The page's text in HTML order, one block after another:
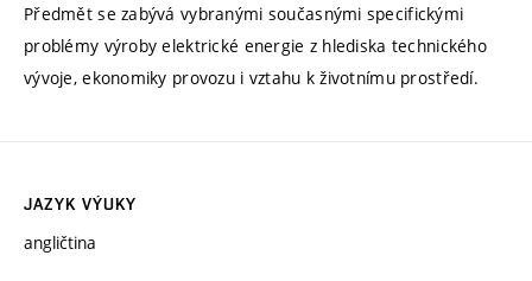
Předmět se zabývá vybranými současnými specifickými
problémy výroby elektrické energie z hlediska technického
vývoje, ekonomiky provozu i vztahu k životnímu prostředí.
JAZYK VÝUKY
angličtina